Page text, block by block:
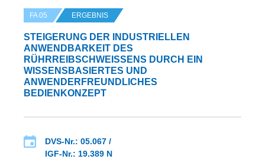
FA 05 ERGEBNIS
STEIGERUNG DER INDUSTRIELLEN
ANWENDBARKEIT DES
RÜHRREIBSCHWEISSENS DURCH EIN W
ISSENSBASIERTES UND A
NWENDERFREUNDLICHES B
EDIENKONZEPT
DVS-Nr.: 05.067 /
IGF-Nr.: 19.389 N